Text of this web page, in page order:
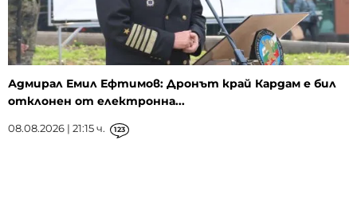
Адмирал Емил Ефтимов: Дронът край Кардам е бил
отклонен от електронна...
08.08.2026 | 21:15 ч. 123